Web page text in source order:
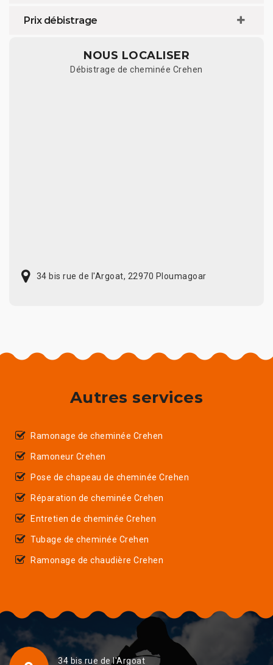
Prix débistrage
NOUS LOCALISER
Débistrage de cheminée Crehen
34 bis rue de l'Argoat, 22970 Ploumagoar
Autres services
Ramonage de cheminée Crehen
Ramoneur Crehen
Pose de chapeau de cheminée Crehen
Réparation de cheminée Crehen
Entretien de cheminée Crehen
Tubage de cheminée Crehen
Ramonage de chaudière Crehen
34 bis rue de l'Argoat